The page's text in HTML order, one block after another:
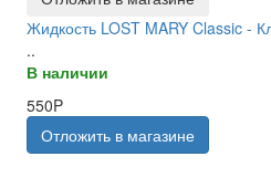
Жидкость LOST MARY Classic -
..
В наличии
550P
Отложить в магазине